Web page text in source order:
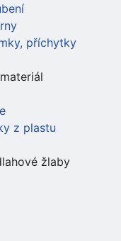
příchytky
z plastu
žlaby